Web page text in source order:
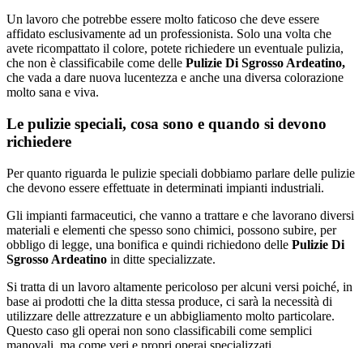
Un lavoro che potrebbe essere molto faticoso che deve essere
affidato esclusivamente ad un professionista. Solo una volta che
avete ricompattato il colore, potete richiedere un eventuale pulizia,
che non è classificabile come delle Pulizie Di Sgrosso Ardeatino,
che vada a dare nuova lucentezza e anche una diversa colorazione
molto sana e viva.
Le pulizie speciali, cosa sono e quando si devono
richiedere
Per quanto riguarda le pulizie speciali dobbiamo parlare delle pulizie
che devono essere effettuate in determinati impianti industriali.
Gli impianti farmaceutici, che vanno a trattare e che lavorano diversi
materiali e elementi che spesso sono chimici, possono subire, per
obbligo di legge, una bonifica e quindi richiedono delle Pulizie Di
Sgrosso Ardeatino in ditte specializzate.
Si tratta di un lavoro altamente pericoloso per alcuni versi poiché, in
base ai prodotti che la ditta stessa produce, ci sarà la necessità di
utilizzare delle attrezzature e un abbigliamento molto particolare.
Questo caso gli operai non sono classificabili come semplici
manovali, ma come veri e propri operai specializzati.